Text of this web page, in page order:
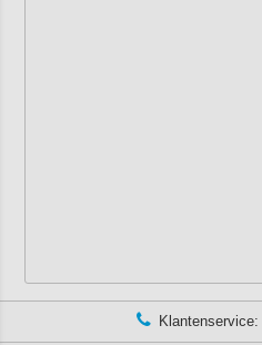
Klantenservice: